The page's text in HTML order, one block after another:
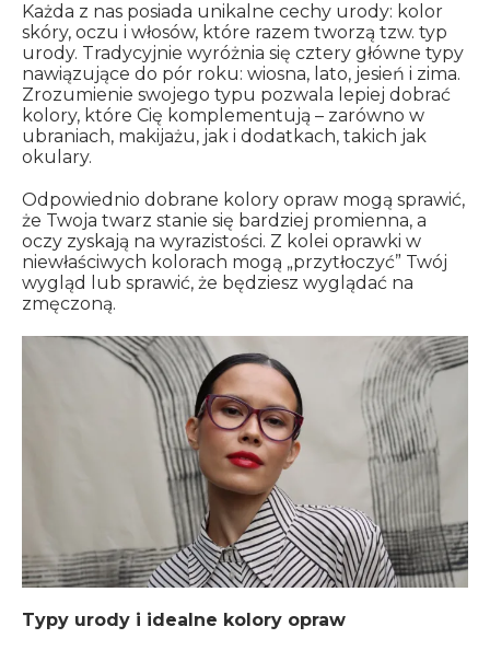
Każda z nas posiada unikalne cechy urody: kolor
skóry, oczu i włosów, które razem tworzą tzw. typ
urody. Tradycyjnie wyróżnia się cztery główne typy
nawiązujące do pór roku: wiosna, lato, jesień i zima.
Zrozumienie swojego typu pozwala lepiej dobrać
kolory, które Cię komplementują – zarówno w
ubraniach, makijażu, jak i dodatkach, takich jak
okulary.
Odpowiednio dobrane kolory opraw mogą sprawić,
że Twoja twarz stanie się bardziej promienna, a
oczy zyskają na wyrazistości. Z kolei oprawki w
niewłaściwych kolorach mogą „przytłoczyć” Twój
wygląd lub sprawić, że będziesz wyglądać na
zmęczoną.
Typy urody i idealne kolory opraw